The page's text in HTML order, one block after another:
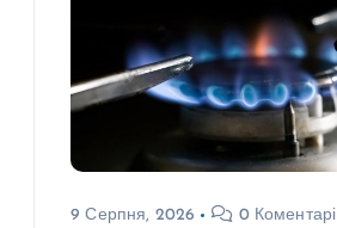
9 Серпня, 2026 0 Коментарі